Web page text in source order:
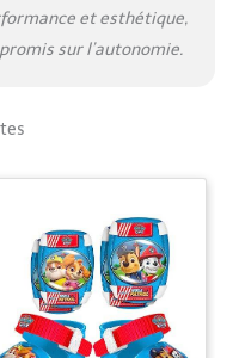
et esthétique,
sur l’autonomie.